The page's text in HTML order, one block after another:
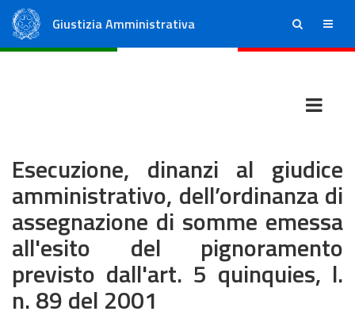
Giustizia Amministrativa ricerca menu
Esecuzione, dinanzi al giudice
amministrativo, dell’ordinanza di
assegnazione di somme emessa
all'esito del pignoramento
previsto dall'art. 5 quinquies, l.
n. 89 del 2001